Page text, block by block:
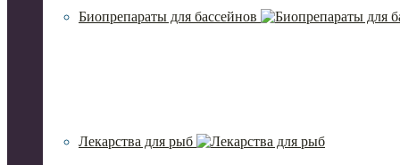
Биопрепараты для бассейнов
Лекарства для рыб